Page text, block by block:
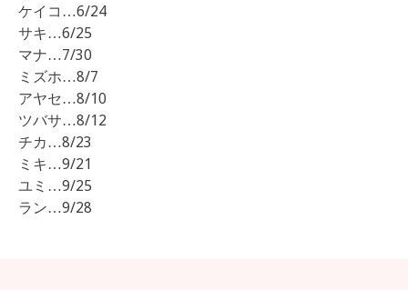
ケイコ…6/24
サキ…6/25
マナ…7/30
ミズホ…8/7
アヤセ…8/10
ツバサ…8/12
チカ…8/23
ミキ…9/21
ユミ…9/25
ラン…9/28